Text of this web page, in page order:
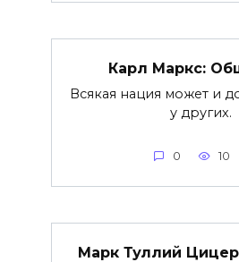
Карл Маркс:
Всякая нация может и
у других.
0 10
Марк Туллий